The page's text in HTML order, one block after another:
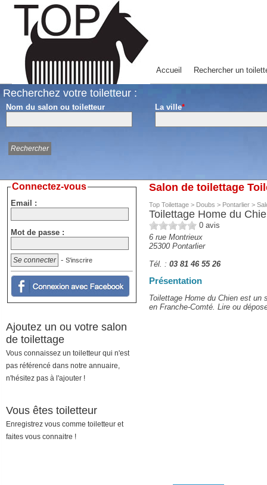
Accueil Rechercher un
Recherchez votre toiletteur :
Nom du salon ou toiletteur La ville*
Salon de toilettage
Top Toilettage > Doubs > Pontarlier >
Toilettage Home du
0 avis
6 rue Montrieux
25300 Pontarlier
Tél. : 03 81 46 55 26
Présentation
Toilettage Home du Chien est un
en Franche-Comté. Lire ou
Connectez-vous
Email :
Mot de passe :
- S'inscrire
Ajoutez un ou votre salon
de toilettage
Vous connaissez un toiletteur qui n'est
pas référencé dans notre annuaire,
n'hésitez pas à l'ajouter !
Vous êtes toiletteur
Enregistrez vous comme toiletteur et
faites vous connaitre !